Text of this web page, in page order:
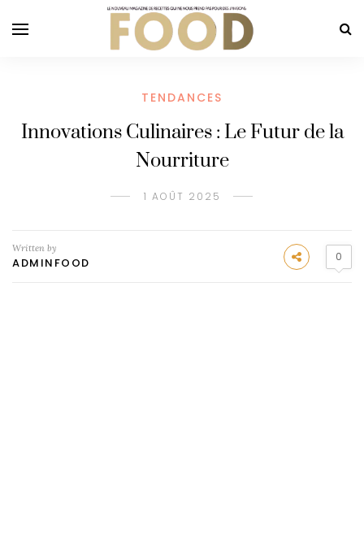
TENDANCES
Innovations Culinaires : Le Futur de la
Nourriture
1 AOÛT 2025
Written by
ADMINFOOD 0